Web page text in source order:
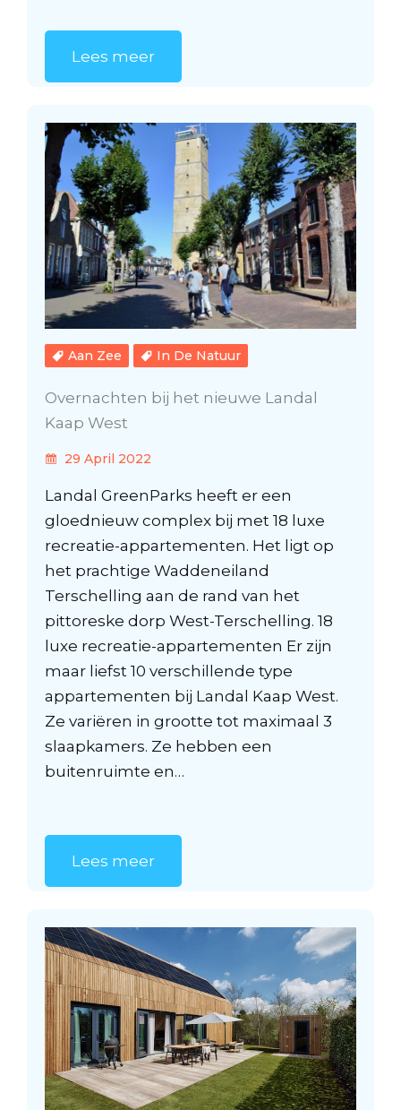
Lees meer
Aan Zee In De Natuur
Overnachten bij het nieuwe Landal
Kaap West
29 April 2022
Landal GreenParks heeft er een
gloednieuw complex bij met 18 luxe
recreatie-appartementen. Het ligt op
het prachtige Waddeneiland
Terschelling aan de rand van het
pittoreske dorp West-Terschelling. 18
luxe recreatie-appartementen Er zijn
maar liefst 10 verschillende type
appartementen bij Landal Kaap West.
Ze variëren in grootte tot maximaal 3
slaapkamers. Ze hebben een
buitenruimte en…
Lees meer